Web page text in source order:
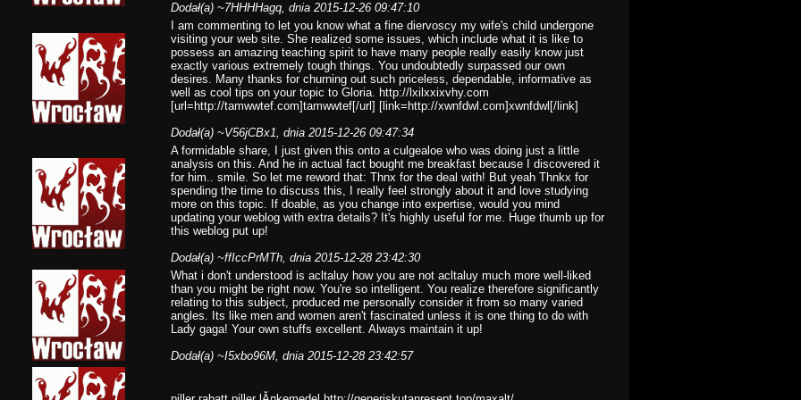
Dodał(a) ~7HHHHagq, dnia 2015-12-26 09:47:10
I am commenting to let you know what a fine diervoscy my wife's child undergone
visiting your web site. She realized some issues, which include what it is like to
possess an amazing teaching spirit to have many people really easily know just
exactly various extremely tough things. You undoubtedly surpassed our own
desires. Many thanks for churning out such priceless, dependable, informative as
well as cool tips on your topic to Gloria. http://lxilxxixvhy.com
[url=http://tamwwtef.com]tamwwtef[/url] [link=http://xwnfdwl.com]xwnfdwl[/link]
Dodał(a) ~V56jCBx1, dnia 2015-12-26 09:47:34
A formidable share, I just given this onto a culgealoe who was doing just a little
analysis on this. And he in actual fact bought me breakfast because I discovered it
for him.. smile. So let me reword that: Thnx for the deal with! But yeah Thnkx for
spending the time to discuss this, I really feel strongly about it and love studying
more on this topic. If doable, as you change into expertise, would you mind
updating your weblog with extra details? It's highly useful for me. Huge thumb up for
this weblog put up!
Dodał(a) ~ffIccPrMTh, dnia 2015-12-28 23:42:30
What i don't understood is acltaluy how you are not acltaluy much more well-liked
than you might be right now. You're so intelligent. You realize therefore significantly
relating to this subject, produced me personally consider it from so many varied
angles. Its like men and women aren't fascinated unless it is one thing to do with
Lady gaga! Your own stuffs excellent. Always maintain it up!
Dodał(a) ~I5xbo96M, dnia 2015-12-28 23:42:57